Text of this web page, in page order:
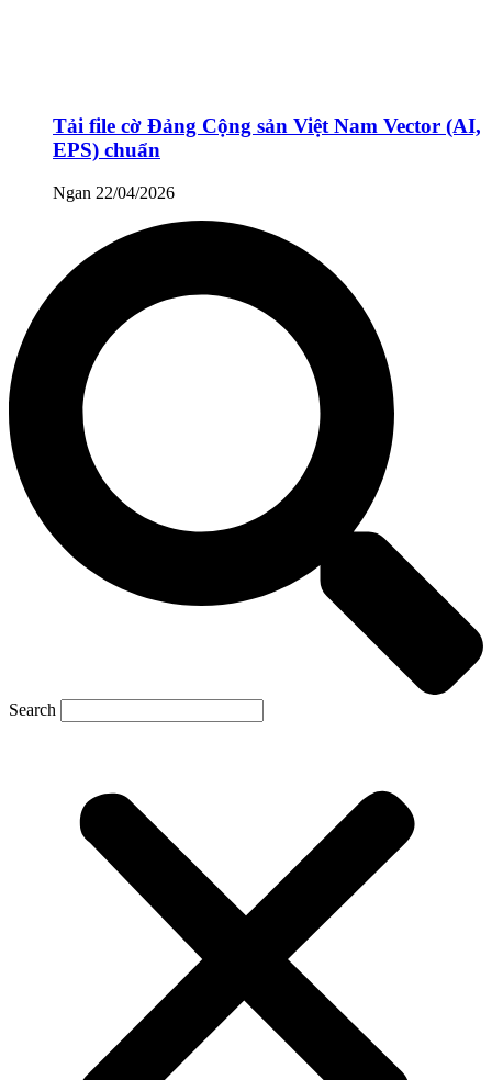
Tải file cờ Đảng Cộng sản Việt Nam Vector (AI,
EPS) chuẩn
Ngan 22/04/2026
Search